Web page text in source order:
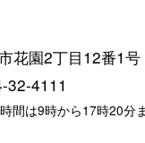
花園2丁目12番1号
32-4111
間は9時から17時20分